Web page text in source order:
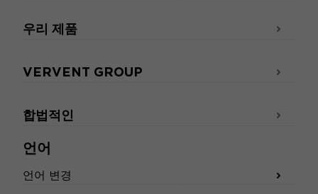
언어
언어 변경
우리 제품
VERVENT GROUP
합법적인